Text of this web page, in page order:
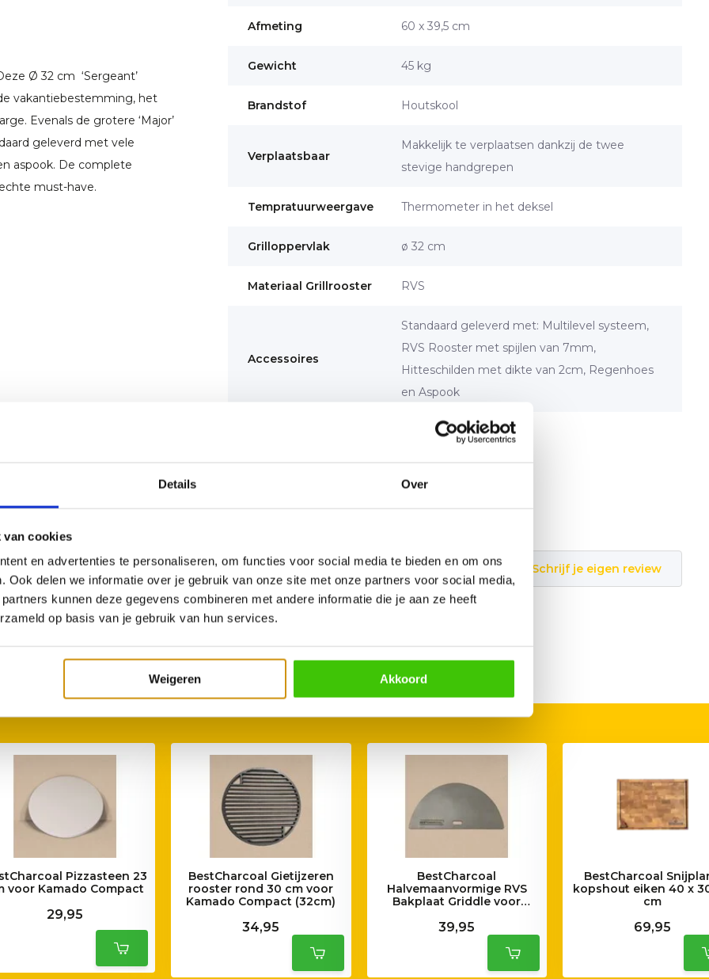
Details Over
van cookies
en advertenties te personaliseren, om functies voor social media te bieden en om ons
Ook delen we informatie over je gebruik van onze site met onze partners voor social media,
kunnen deze gegevens combineren met andere informatie die je aan ze heeft
op basis van je gebruik van hun services.
Weigeren Akkoord
Ø 32 cm ‘Sergeant’
vakantiebestemming, het
Evenals de grotere ‘Major’
geleverd met vele
aspook. De complete
must-have.
Afmeting 60 x 39,5 cm
Gewicht 45 kg
Brandstof Houtskool
Verplaatsbaar
Makkelijk te verplaatsen dankzij de twee
stevige handgrepen
Tempratuurweergave Thermometer in het deksel
Grilloppervlak ø 32 cm
Materiaal Grillrooster RVS
Accessoires
Standaard geleverd met: Multilevel systeem,
RVS Rooster met spijlen van 7mm,
Hitteschilden met dikte van 2cm, Regenhoes
en Aspook
Schrijf je eigen review
Pizzasteen 23
voor Kamado Compact
29,95
BestCharcoal Gietijzeren
rooster rond 30 cm voor
Kamado Compact (32cm)
34,95
BestCharcoal
Halvemaanvormige RVS
Bakplaat Griddle voor
39,95
BestCharcoal
kopshout eiken 40 x
cm
69,95